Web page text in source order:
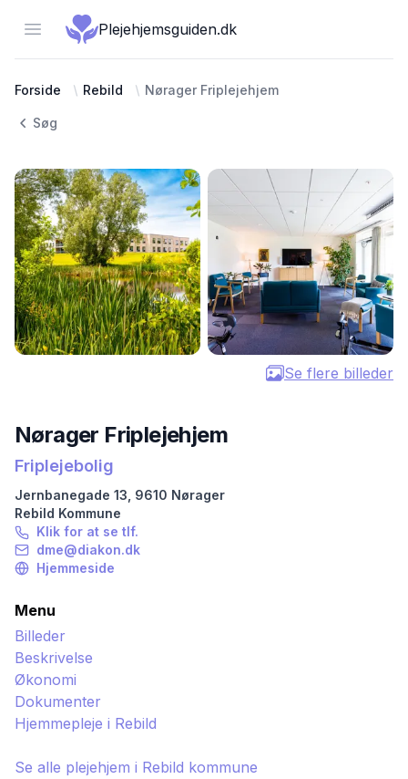
Open menuPlejehjemsguiden.dk
Forside Rebild Nørager Friplejehjem
Søg
Se flere billeder
Nørager Friplejehjem
Friplejebolig
Jernbanegade 13 9610 Nørager
Rebild Kommune
Klik for at se tlf.
dme@diakon.dk
Hjemmeside
Menu
Billeder
Beskrivelse
Økonomi
Dokumenter
Hjemmepleje i Rebild
Se alle plejehjem i Rebild kommune